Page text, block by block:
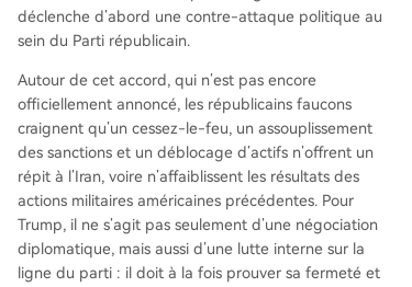
eraient le régime iranien et annuleraient les gain
s militaires récents. Ces divisions internes survien
che des élections de mi-mandat, où le Parti rép
ublicain lutte pour conserver le contrôle du Con
grès. Les critiques, y compris d'anciens alliés co
mme l'ex-secrétaire d'État Mike Pompeo, mette
nt Trump au défi de concilier sa posture de ferm
eté affichée avec la recherche d'une issue diplo
matique. La Maison Blanche réplique avec virule
nce, accusant les détracteurs de saper le travail
du président. Alors que le secrétaire d'État Marc
déclenche d’abord une contre-attaque politique au
sein du Parti républicain.
Autour de cet accord, qui n’est pas encore
officiellement annoncé, les républicains faucons
craignent qu’un cessez-le-feu, un assouplissement
des sanctions et un déblocage d’actifs n’offrent un
répit à l’Iran, voire n’affaiblissent les résultats des
actions militaires américaines précédentes. Pour
Trump, il ne s’agit pas seulement d’une négociation
diplomatique, mais aussi d’une lutte interne sur la
ligne du parti : il doit à la fois prouver sa fermeté et